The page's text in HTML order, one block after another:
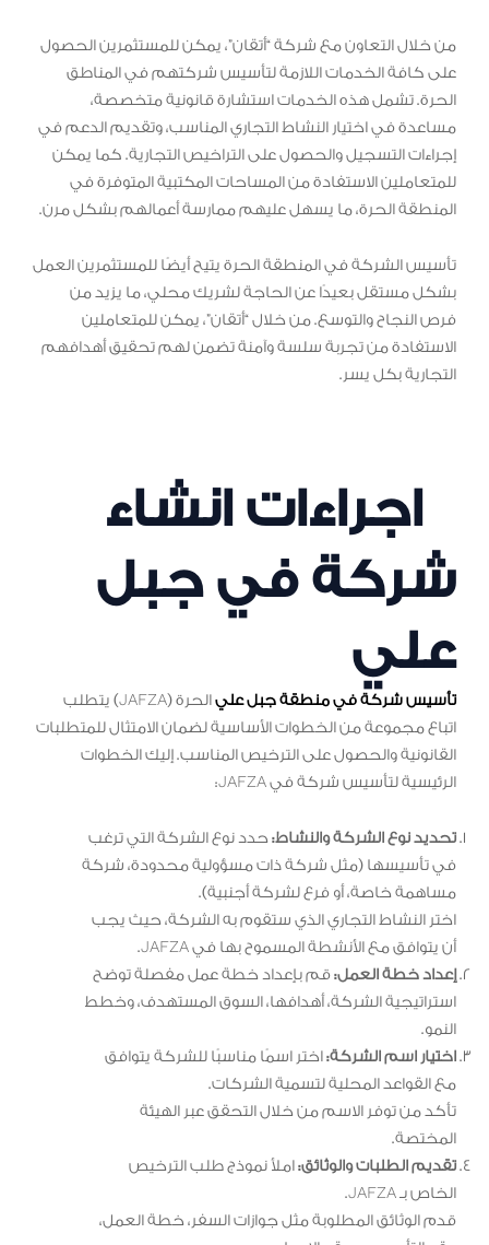
من خلال التعاون مع شركة “أتقان”، يمكن للمستثمرين الحصول
على كافة الخدمات اللازمة لتأسيس شركتهم في المناطق
الحرة. تشمل هذه الخدمات استشارة قانونية متخصصة،
مساعدة في اختيار النشاط التجاري المناسب، وتقديم الدعم في
إجراءات التسجيل والحصول على التراخيص التجارية. كما يمكن
للمتعاملين الاستفادة من المساحات المكتبية المتوفرة في
المنطقة الحرة، ما يسهل عليهم ممارسة أعمالهم بشكل مرن.
تأسيس الشركة في المنطقة الحرة يتيح أيضًا للمستثمرين العمل
بشكل مستقل بعيدًا عن الحاجة لشريك محلي، ما يزيد من
فرص النجاح والتوسع. من خلال “أتقان”، يمكن للمتعاملين
الاستفادة من تجربة سلسة وآمنة تضمن لهم تحقيق أهدافهم
التجارية بكل يسر.
اجراءات انشاء
شركة في جبل
علي
تأسيس شركة في منطقة جبل علي
الحرة (JAFZA) يتطلب
اتباع مجموعة من الخطوات الأساسية لضمان الامتثال للمتطلبات
القانونية والحصول على الترخيص المناسب. إليك الخطوات
الرئيسية لتأسيس شركة في JAFZA:
تحديد نوع الشركة والنشاط:حدد نوع الشركة التي ترغب
في تأسيسها (مثل شركة ذات مسؤولية محدودة، شركة
مساهمة خاصة، أو فرع لشركة أجنبية).
اختر النشاط التجاري الذي ستقوم به الشركة، حيث يجب
أن يتوافق مع الأنشطة المسموح بها في JAFZA.
إعداد خطة العمل:قم بإعداد خطة عمل مفصلة توضح
استراتيجية الشركة، أهدافها، السوق المستهدف، وخطط
النمو.
اختيار اسم الشركة: اختر اسمًا مناسبًا للشركة يتوافق
مع القواعد المحلية لتسمية الشركات.
تأكد من توفر الاسم من خلال التحقق عبر الهيئة
المختصة.
تقديم الطلبات والوثائق: املأ نموذج طلب الترخيص
الخاص بـ JAFZA.
قدم الوثائق المطلوبة مثل جوازات السفر، خطة العمل،